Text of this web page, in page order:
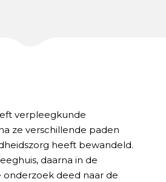
verpleegkunde
ze verschillende paden
heeft bewandeld.
daarna in de
onderzoek deed naar de